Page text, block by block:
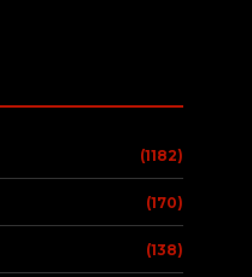
(1182)
(170)
(138)